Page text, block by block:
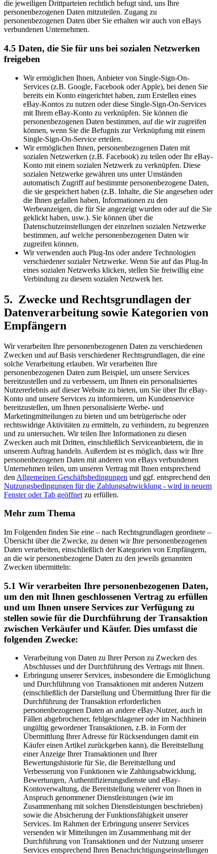
die jeweiligen Drittparteien rechtlich befugt sind, uns Ihre
personenbezogenen Daten mitzuteilen. Zugang zu
personenbezogenen Daten über Sie erhalten wir auch von eBays
verbundenen Unternehmen.
4.5 Daten, die Sie für uns bei sozialen Netzwerken
freigeben
Wir ermöglichen Ihnen, Anbieter von Single-Sign-On-
Services (z.B. Google, Facebook oder Apple), bei denen Sie
bereits ein Konto eingerichtet haben, zum Erstellen eines
eBay-Kontos zu nutzen oder diese Single-Sign-On-Services
mit Ihrem eBay-Konto zu verknüpfen. Sie können die
personenbezogenen Daten bestimmen, auf die wir zugreifen
können, wenn Sie die Befugnis zur Verknüpfung mit einem
Single-Sign-On-Service erteilen.
Wir ermöglichen Ihnen, personenbezogenen Daten mit
sozialen Netzwerken (z.B. Facebook) zu teilen oder Ihr eBay-
Konto mit einem sozialen Netzwerk zu verknüpfen. Diese
sozialen Netzwerke gewähren uns unter Umständen
automatisch Zugriff auf bestimmte personenbezogene Daten,
die sie gespeichert haben (z.B. Inhalte, die Sie angesehen oder
die Ihnen gefallen haben, Informationen zu den
Werbeanzeigen, die für Sie angezeigt wurden oder auf die Sie
geklickt haben, usw.). Sie können über die
Datenschutzeinstellungen der einzelnen sozialen Netzwerke
bestimmen, auf welche personenbezogenen Daten wir
zugreifen können.
Wir verwenden auch Plug-Ins oder andere Technologien
verschiedener sozialer Netzwerke. Wenn Sie auf das Plug-In
eines sozialen Netzwerks klicken, stellen Sie freiwillig eine
Verbindung zu diesem sozialen Netzwerk her.
5. Zwecke und Rechtsgrundlagen der
Datenverarbeitung sowie Kategorien von
Empfängern
Wir verarbeiten Ihre personenbezogenen Daten zu verschiedenen
Zwecken und auf Basis verschiedener Rechtsgrundlagen, die eine
solche Verarbeitung erlauben. Wir verarbeiten Ihre
personenbezogenen Daten zum Beispiel, um unsere Services
bereitzustellen und zu verbessern, um Ihnen ein personalisiertes
Nutzererlebnis auf dieser Website zu bieten, um Sie über Ihr eBay-
Konto und unsere Services zu informieren, um Kundenservice
bereitzustellen, um Ihnen personalisierte Werbe- und
Marketingmitteilungen zu bieten und um betrügerische oder
rechtswidrige Aktivitäten zu ermitteln, zu verhindern, zu begrenzen
und zu untersuchen. Wir teilen Ihre Informationen zu diesen
Zwecken auch mit Dritten, einschließlich Serviceanbietern, die in
unserem Auftrag handeln. Außerdem ist es möglich, dass wir Ihre
personenbezogenen Daten mit anderen von eBays verbundenen
Unternehmen teilen, um unseren Vertrag mit Ihnen entsprechend
den Allgemeinen Geschäftsbedingungen und ggf. entsprechend den
Nutzungsbedingungen für die Zahlungsabwicklung - wird in neuem
Fenster oder Tab geöffnet zu erfüllen.
Mehr zum Thema
Im Folgenden finden Sie eine – nach Rechtsgrundlagen geordnete –
Übersicht über die Zwecke, zu denen wir Ihre personenbezogenen
Daten verarbeiten, einschließlich der Kategorien von Empfängern,
an die wir personenbezogene Daten zu den jeweils genannten
Zwecken übermitteln:
5.1 Wir verarbeiten Ihre personenbezogenen Daten,
um den mit Ihnen geschlossenen Vertrag zu erfüllen
und um Ihnen unsere Services zur Verfügung zu
stellen sowie für die Durchführung der Transaktion
zwischen Verkäufer und Käufer. Dies umfasst die
folgenden Zwecke:
Verarbeitung von Daten zu Ihrer Person zu Zwecken des
Abschlusses und der Durchführung des Vertrags mit Ihnen.
Erbringung unserer Services, insbesondere die Ermöglichung
und Durchführung von Transaktionen mit anderen Nutzern
(einschließlich der Darstellung und Übermittlung Ihrer für die
Durchführung der Transaktion erforderlichen
personenbezogenen Daten an andere eBay-Nutzer, auch in
Fällen abgebrochener, fehlgeschlagener oder im Nachhinein
ungültig gewordener Transaktionen, z.B. in Form der
Übermittlung Ihrer Adresse für Rücksendungen damit ein
Käufer einen Artikel zurückgeben kann), die Bereitstellung
einer Anzeige Ihrer Transaktionen und Ihrer
Bewertungshistorie für Sie, die Bereitstellung und
Verbesserung von Funktionen wie Zahlungsabwicklung,
Bewertungen, Authentifizierungsdienste und eBay-
Kontoverwaltung, die Bereitstellung weiterer von Ihnen in
Anspruch genommener Dienstleistungen (wie im
Zusammenhang mit solchen Dienstleistungen beschrieben)
sowie die Absicherung der Funktionsfähigkeit unserer
Services. Im Rahmen der Erbringung unserer Services
versenden wir Mitteilungen im Zusammenhang mit der
Durchführung von Transaktionen und der Nutzung unserer
Services entsprechend Ihren Benachrichtigungseinstellungen